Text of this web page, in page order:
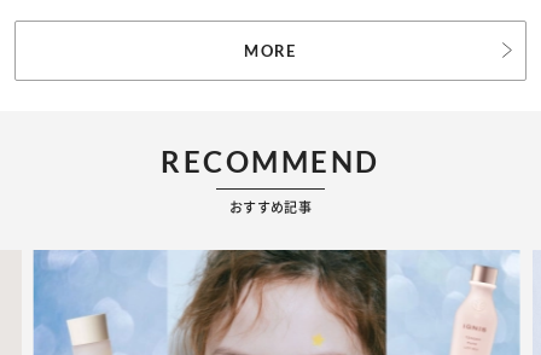
MORE
RECOMMEND
おすすめ記事